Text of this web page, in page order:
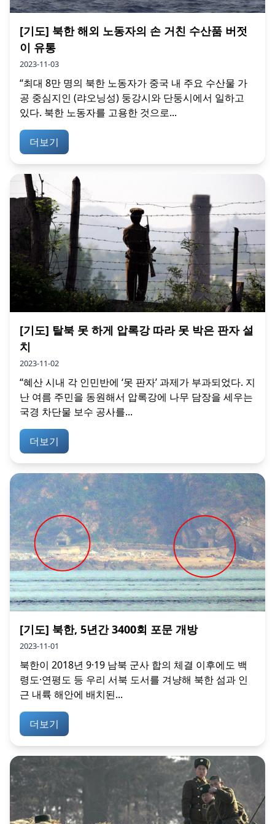
[기도] 북한 해외 노동자의 손 거친 수산품 버젓
이 유통
2023-11-03
“최대 8만 명의 북한 노동자가 중국 내 주요 수산물 가
공 중심지인 (랴오닝성) 둥강시와 단둥시에서 일하고
있다. 북한 노동자를 고용한 것으로...
더보기
[기도] 탈북 못 하게 압록강 따라 못 박은 판자 설
치
2023-11-02
“혜산 시내 각 인민반에 ‘못 판자’ 과제가 부과되었다. 지
난 여름 주민을 동원해서 압록강에 나무 담장을 세우는
국경 차단물 보수 공사를...
더보기
[기도] 북한, 5년간 3400회 포문 개방
2023-11-01
북한이 2018년 9·19 남북 군사 합의 체결 이후에도 백
령도·연평도 등 우리 서북 도서를 겨냥해 북한 섬과 인
근 내륙 해안에 배치된...
더보기